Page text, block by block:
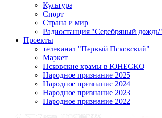
Культура
Спорт
Страна и мир
Радиостанция "Серебряный дождь"
Проекты
телеканал "Первый Псковский"
Маркет
Псковские храмы в ЮНЕСКО
Народное признание 2025
Народное признание 2024
Народное признание 2023
Народное признание 2022